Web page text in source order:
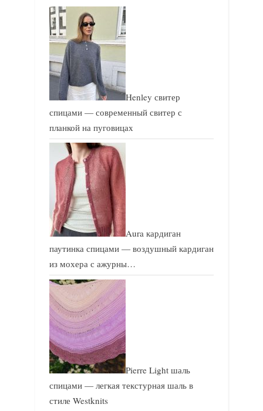
Henley свитер
спицами — современный свитер с
планкой на пуговицах
Aura кардиган
паутинка спицами — воздушный кардиган
из мохера с ажурны…
Pierre Light шаль
спицами — легкая текстурная шаль в
стиле Westknits